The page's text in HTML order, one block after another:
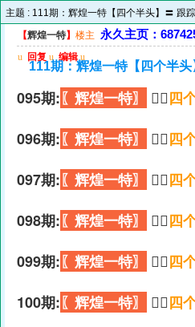
主题 : 111期：辉煌一特【四个半头】〓 跟
【辉煌一特】 楼主 永久主页：
u 回复 u 编辑 u
111期：辉煌一特【四个半
095期:〖辉煌一特〗 🏃‍♀️四
096期:〖辉煌一特〗 🏃‍♀️四
097期:〖辉煌一特〗 🏃‍♀️四
098期:〖辉煌一特〗 🏃‍♀️四
099期:〖辉煌一特〗 🏃‍♀️四
100期:〖辉煌一特〗 🏃‍♀️四